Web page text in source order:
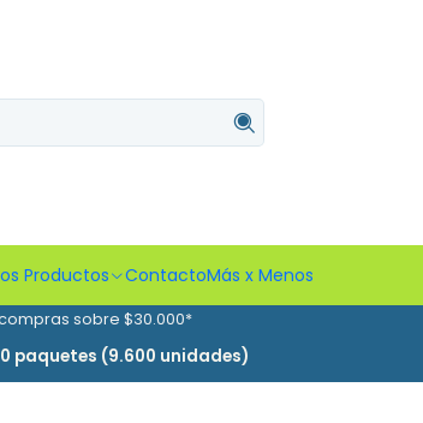
Productos ContactoMás x Menos
compras sobre $30.000*
paquetes (9.600 unidades)